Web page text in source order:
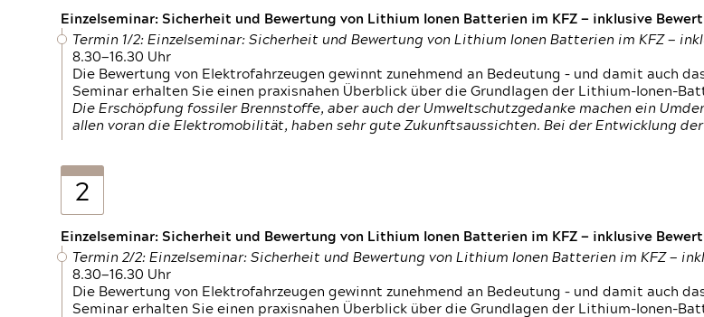
Einzelseminar: Sicherheit und Bewertung von Lithium Ionen Batterien im KFZ — inklusive
Termin 1/2: Einzelseminar: Sicherheit und Bewertung von Lithium Ionen Batterien im KFZ —
8.30—16.30 Uhr
Die Bewertung von Elektrofahrzeugen gewinnt zunehmend an Bedeutung – und damit auch
Seminar erhalten Sie einen praxisnahen Überblick über die Grundlagen der Lithium-Ionen-
Die Erschöpfung fossiler Brennstoffe, aber auch der Umweltschutzgedanke machen ein
allen voran die Elektromobilität, haben sehr gute Zukunftsaussichten. Bei der Entwicklung
2
Einzelseminar: Sicherheit und Bewertung von Lithium Ionen Batterien im KFZ — inklusive
Termin 2/2: Einzelseminar: Sicherheit und Bewertung von Lithium Ionen Batterien im KFZ —
8.30—16.30 Uhr
Die Bewertung von Elektrofahrzeugen gewinnt zunehmend an Bedeutung – und damit auch
Seminar erhalten Sie einen praxisnahen Überblick über die Grundlagen der Lithium-Ionen-